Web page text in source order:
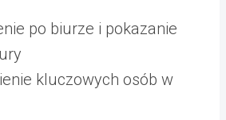
po biurze i pokazanie
kluczowych osób w